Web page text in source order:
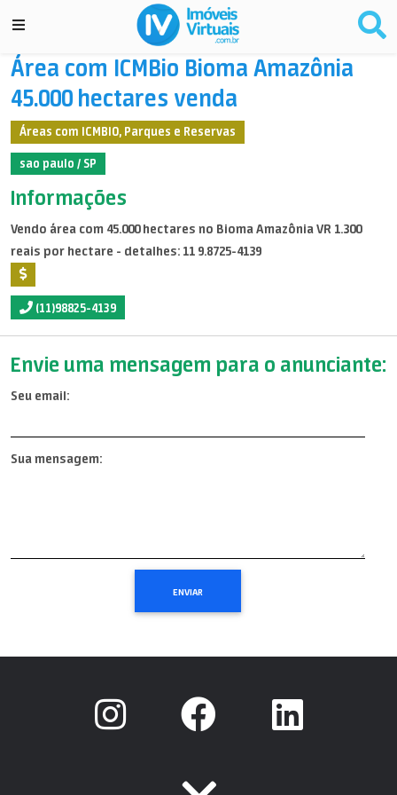
Área com ICMBio Bioma Amazônia
45.000 hectares venda
Áreas com ICMBIO, Parques e Reservas
sao paulo / SP
Informações
Vendo área com 45.000 hectares no Bioma Amazônia VR 1.300
reais por hectare - detalhes: 11 9.8725-4139
(11)98825-4139
Envie uma mensagem para o anunciante:
Seu email:
Sua mensagem: